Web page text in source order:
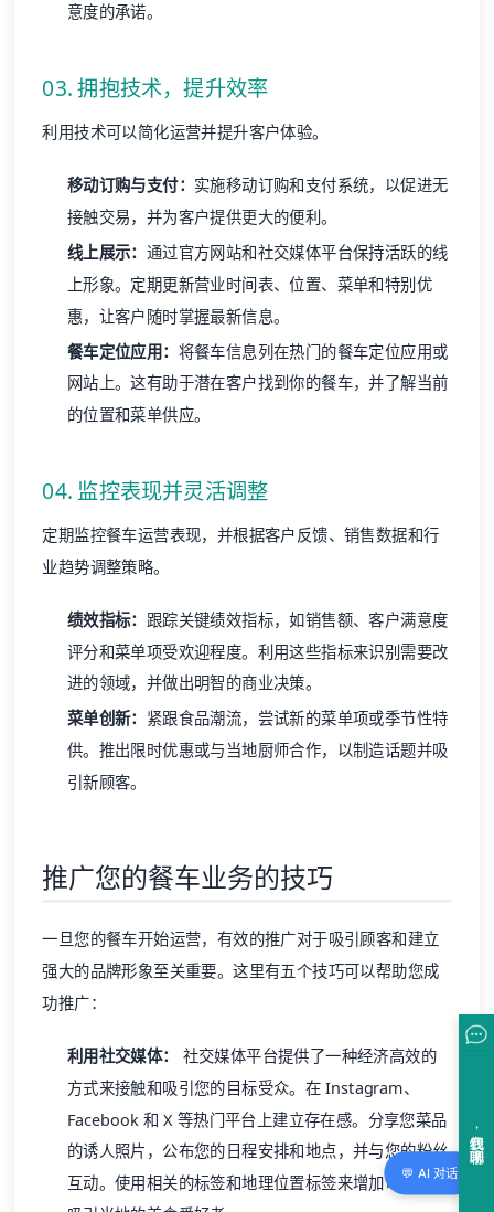
意度的承诺。
03. 拥抱技术，提升效率
利用技术可以简化运营并提升客户体验。
移动订购与支付： 实施移动订购和支付系统，以促进无
接触交易，并为客户提供更大的便利。
线上展示： 通过官方网站和社交媒体平台保持活跃的线
上形象。定期更新营业时间表、位置、菜单和特别优
惠，让客户随时掌握最新信息。
餐车定位应用： 将餐车信息列在热门的餐车定位应用或
网站上。这有助于潜在客户找到你的餐车，并了解当前
的位置和菜单供应。
04. 监控表现并灵活调整
定期监控餐车运营表现，并根据客户反馈、销售数据和行
业趋势调整策略。
绩效指标： 跟踪关键绩效指标，如销售额、客户满意度
评分和菜单项受欢迎程度。利用这些指标来识别需要改
进的领域，并做出明智的商业决策。
菜单创新： 紧跟食品潮流，尝试新的菜单项或季节性特
供。推出限时优惠或与当地厨师合作，以制造话题并吸
引新顾客。
推广您的餐车业务的技巧
一旦您的餐车开始运营，有效的推广对于吸引顾客和建立
强大的品牌形象至关重要。这里有五个技巧可以帮助您成
功推广：
利用社交媒体：
社交媒体平台提供了一种经济高效的
方式来接触和吸引您的目标受众。在 Instagram、
Facebook 和 X 等热门平台上建立存在感。分享您菜品
的诱人照片，公布您的日程安排和地点，并与您的粉丝
互动。使用相关的标签和地理位置标签来增加可见度并
💬 AI 对话